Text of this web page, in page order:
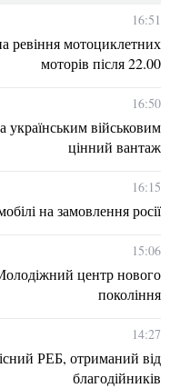
16:51
ревіння мотоциклетних
моторів після 22.00
16:50
українським військовим
цінний вантаж
16:15
на замовлення росії
15:06
центр нового
покоління
14:27
РЕБ, отриманий від
благодійників